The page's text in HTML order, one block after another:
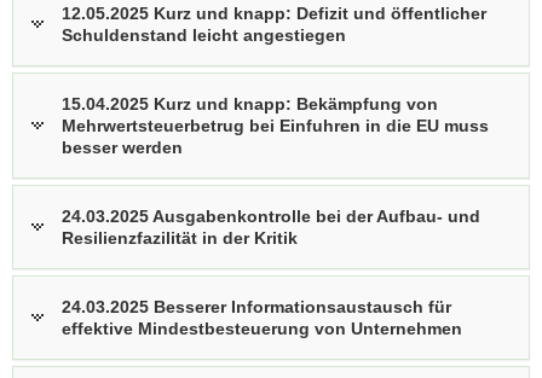
12.05.2025 Kurz und knapp: Defizit und öffentlicher
Schuldenstand leicht angestiegen
15.04.2025 Kurz und knapp: Bekämpfung von
Mehrwertsteuerbetrug bei Einfuhren in die EU muss
besser werden
24.03.2025 Ausgabenkontrolle bei der Aufbau- und
Resilienzfazilität in der Kritik
24.03.2025 Besserer Informationsaustausch für
effektive Mindestbesteuerung von Unternehmen